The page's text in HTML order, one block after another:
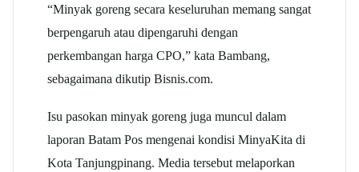
“Minyak goreng secara keseluruhan memang sangat
berpengaruh atau dipengaruhi dengan
perkembangan harga CPO,” kata Bambang,
sebagaimana dikutip Bisnis.com.
Isu pasokan minyak goreng juga muncul dalam
laporan Batam Pos mengenai kondisi MinyaKita di
Kota Tanjungpinang. Media tersebut melaporkan